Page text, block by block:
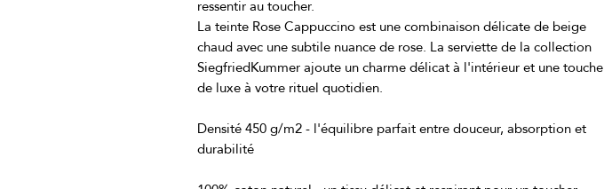
La teinte Rose Cappuccino est une combinaison délicate de beige
chaud avec une subtile nuance de rose. La serviette de la collection
SiegfriedKummer ajoute un charme délicat à l'intérieur et une touche
Densité 450 g/m2 - l'équilibre parfait entre douceur, absorption et